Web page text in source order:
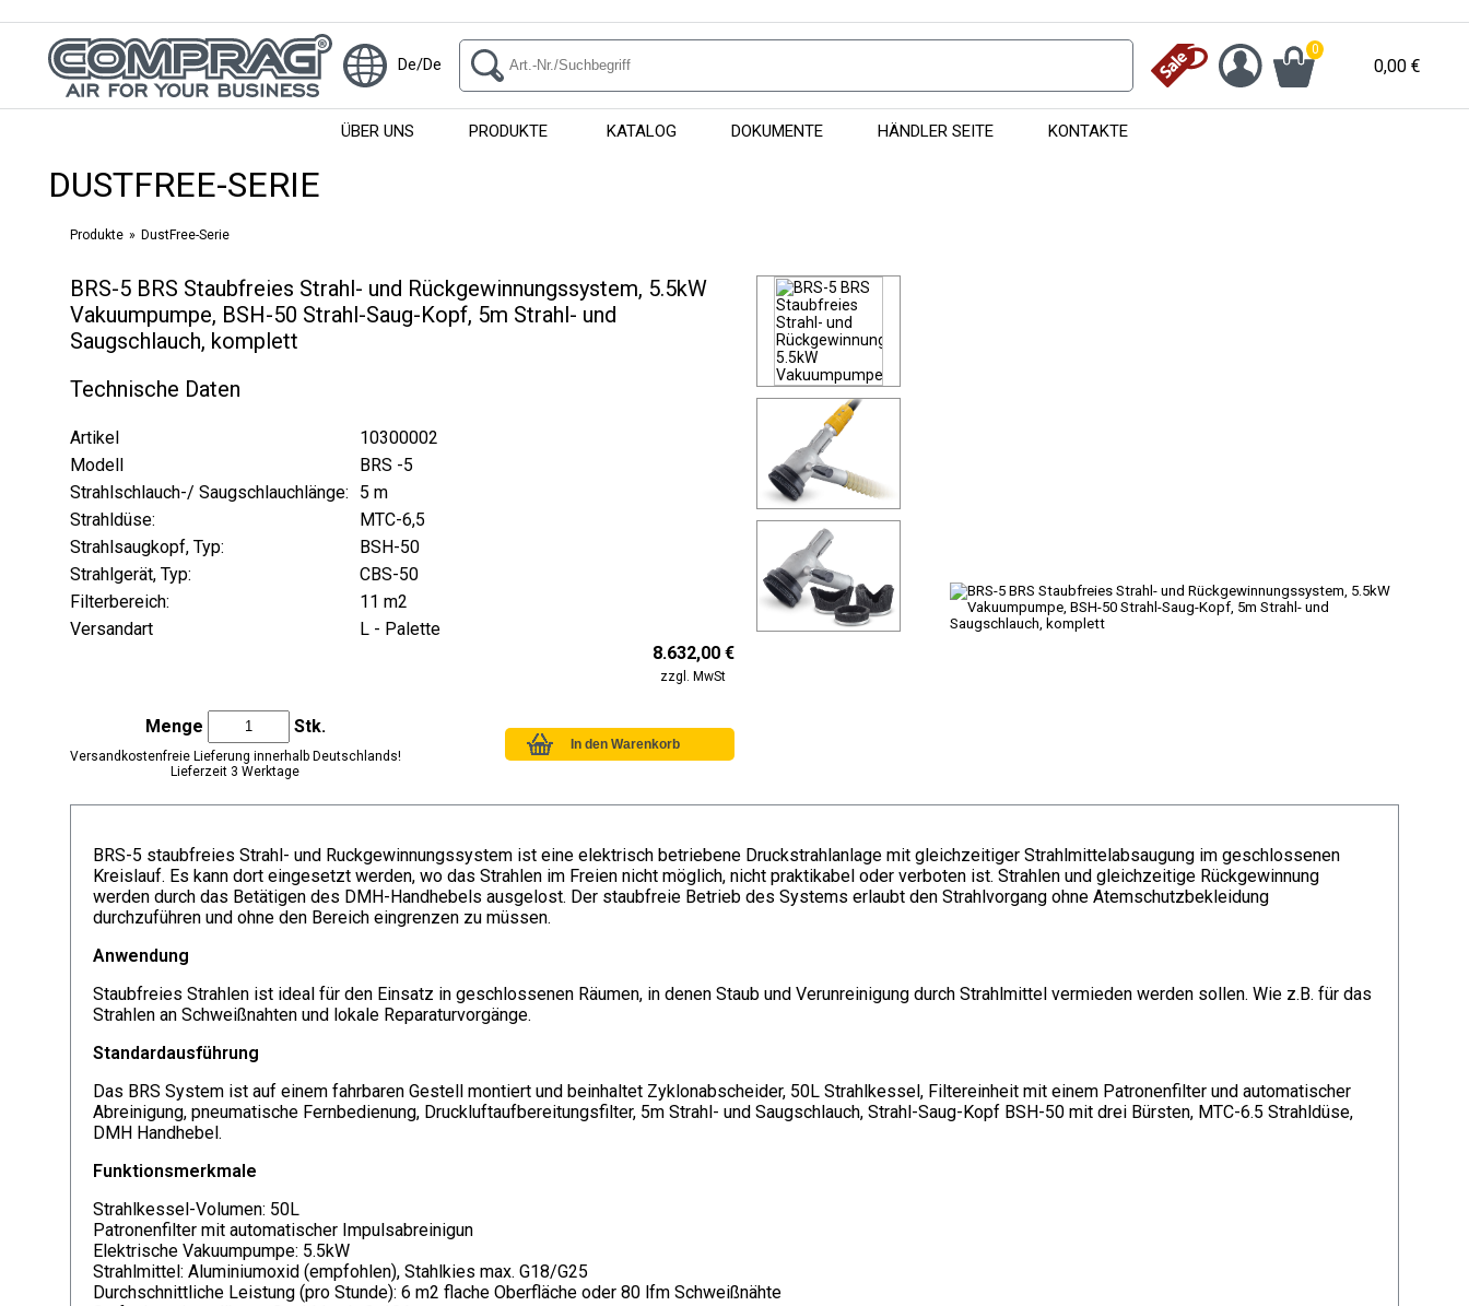
De/De
0
0,00 €
ÜBER UNS PRODUKTE KATALOG DOKUMENTE HÄNDLER SEITE KONTAKTE
DUSTFREE-SERIE
Produkte DustFree-Serie
BRS-5 BRS Staubfreies Strahl- und Rückgewinnungssystem, 5.5kW
Vakuumpumpe, BSH-50 Strahl-Saug-Kopf, 5m Strahl- und
Saugschlauch, komplett
Technische Daten
Artikel
10300002
Modell
BRS -5
Strahlschlauch-/ Saugschlauchlänge:
5 m
Strahldüse:
MTC-6,5
Strahlsaugkopf, Typ:
BSH-50
Strahlgerät, Typ:
CBS-50
Filterbereich:
11 m2
Versandart
L - Palette
8.632,00 €
zzgl. MwSt
Menge Stk.
Versandkostenfreie Lieferung innerhalb Deutschlands!
Lieferzeit 3 Werktage
BRS-5 staubfreies Strahl- und Ruckgewinnungssystem ist eine elektrisch betriebene Druckstrahlanlage mit gleichzeitiger Strahlmittelabsaugung im geschlossenen
Kreislauf. Es kann dort eingesetzt werden, wo das Strahlen im Freien nicht möglich, nicht praktikabel oder verboten ist. Strahlen und gleichzeitige Rückgewinnung
werden durch das Betätigen des DMH-Handhebels ausgelost. Der staubfreie Betrieb des Systems erlaubt den Strahlvorgang ohne Atemschutzbekleidung
durchzuführen und ohne den Bereich eingrenzen zu müssen.
Anwendung
Staubfreies Strahlen ist ideal für den Einsatz in geschlossenen Räumen, in denen Staub und Verunreinigung durch Strahlmittel vermieden werden sollen. Wie z.B. für das
Strahlen an Schweißnahten und lokale Reparaturvorgänge.
Standardausführung
Das BRS System ist auf einem fahrbaren Gestell montiert und beinhaltet Zyklonabscheider, 50L Strahlkessel, Filtereinheit mit einem Patronenfilter und automatischer
Abreinigung, pneumatische Fernbedienung, Druckluftaufbereitungsfilter, 5m Strahl- und Saugschlauch, Strahl-Saug-Kopf BSH-50 mit drei Bürsten, MTC-6.5 Strahldüse,
DMH Handhebel.
Funktionsmerkmale
Strahlkessel-Volumen: 50L
Patronenfilter mit automatischer Impulsabreinigun
Elektrische Vakuumpumpe: 5.5kW
Strahlmittel: Aluminiumoxid (empfohlen), Stahlkies max. G18/G25
Durchschnittliche Leistung (pro Stunde): 6 m2 flache Oberfläche oder 80 lfm Schweißnähte